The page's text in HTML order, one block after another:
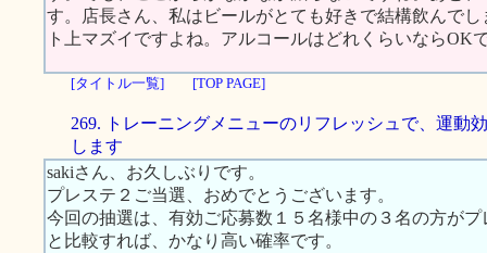
す。店長さん、私はビールがとても好きで結構飲んで
ト上マズイですよね。アルコールはどれくらいならOK
[タイトル一覧] [TOP PAGE]
269. トレーニングメニューのリフレッシュで、運動
します
sakiさん、お久しぶりです。
プレステ２ご当選、おめでとうございます。
今回の抽選は、有効ご応募数１５名様中の３名の方が
と比較すれば、かなり高い確率です。